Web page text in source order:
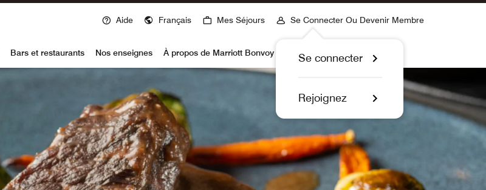
Aide Français Mes Séjours Se Connecter Ou Devenir Membre
Se connecter
Rejoignez
Bars et restaurants Nos enseignes À propos de Marriott Bonvoy